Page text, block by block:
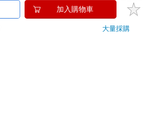
衛生用品。（如：內衣褲、刮鬍刀、除毛
，均享有到貨7天的猶豫期（含例假
加入購物車
大量採購